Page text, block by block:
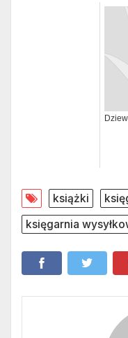
książki
księgarnia